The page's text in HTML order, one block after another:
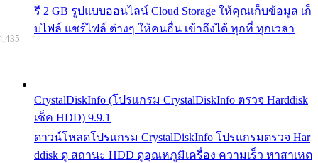
รี 2 GB รูปแบบออนไลน์ Cloud Storage ให้คุณเก็บข้อมูล เก็
บไฟล์ แชร์ไฟล์ ต่างๆ ให้คนอื่น เข้าถึงได้ ทุกที่ ทุกเวลา
CrystalDiskInfo (โปรแกรม CrystalDiskInfo ตรวจ Harddisk
เช็ค HDD) 9.9.1
ดาวน์โหลดโปรแกรม CrystalDiskInfo โปรแกรมตรวจ Har
ddisk ดู สถานะ HDD ดูอุณหภูมิเครื่อง ความเร็ว หาสาเหต